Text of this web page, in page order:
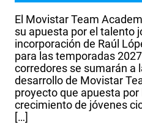
El Movistar Team
su apuesta por el talento
incorporación de Raúl
para las temporadas
corredores se sumarán a
desarrollo de Movistar
proyecto que apuesta
crecimiento de jóvenes
[…]